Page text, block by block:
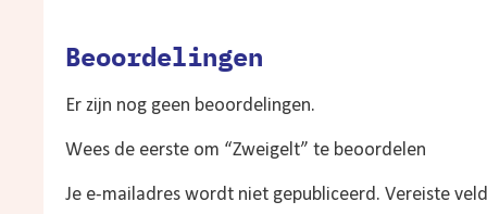
Beoordelingen
Er zijn nog geen beoordelingen.
Wees de eerste om “Zweigelt” te beoordelen
Je e-mailadres wordt niet gepubliceerd. Vereiste